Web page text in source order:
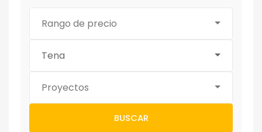
Rango de precio
Tena
Proyectos
BUSCAR